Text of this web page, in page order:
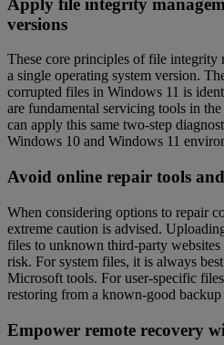
versions
These core principles of file integrity
a single operating system version.
corrupted files in Windows 11 is
are fundamental servicing tools in
can apply this same two-step
Windows 10 and Windows 11
Avoid online repair tools
When considering options to repair
extreme caution is advised.
files to unknown third-party websites
risk. For system files, it is always
Microsoft tools. For user-specific
restoring from a known-good backup
Empower remote recovery